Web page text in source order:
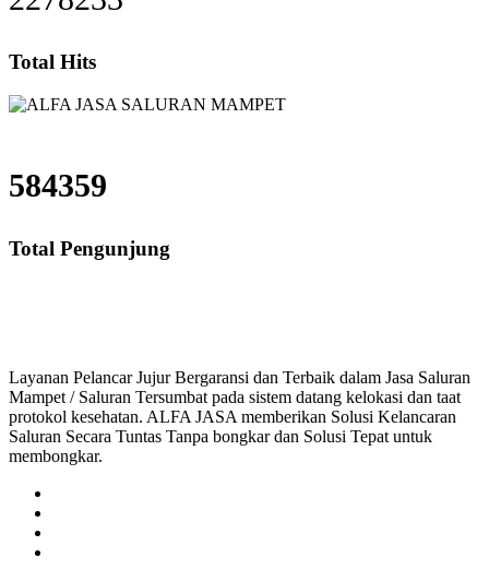
Total Hits
584359
Total Pengunjung
Layanan Pelancar Jujur Bergaransi dan Terbaik dalam Jasa Saluran
Mampet / Saluran Tersumbat pada sistem datang kelokasi dan taat
protokol kesehatan. ALFA JASA memberikan Solusi Kelancaran
Saluran Secara Tuntas Tanpa bongkar dan Solusi Tepat untuk
membongkar.